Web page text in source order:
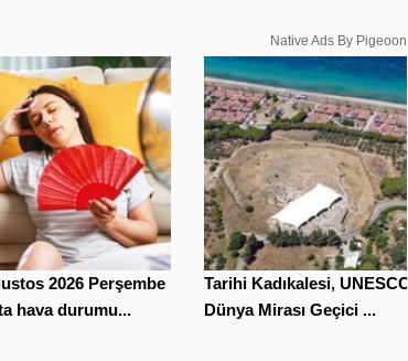
Native Ads By Pigeoon
2026 Perşembe
hava durumu...
Tarihi Kadıkalesi, UNESCO
Dünya Mirası Geçici ...